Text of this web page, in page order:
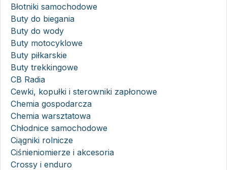
Błotniki samochodowe
Buty do biegania
Buty do wody
Buty motocyklowe
Buty piłkarskie
Buty trekkingowe
CB Radia
Cewki, kopułki i sterowniki zapłonowe
Chemia gospodarcza
Chemia warsztatowa
Chłodnice samochodowe
Ciągniki rolnicze
Ciśnieniomierze i akcesoria
Crossy i enduro